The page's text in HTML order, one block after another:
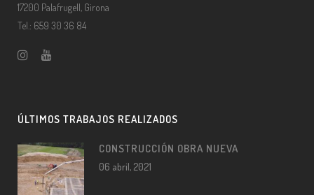
17200 Palafrugell, Girona
Tel.: 659 30 36 84
ÚLTIMOS TRABAJOS REALIZADOS
CONSTRUCCIÓN OBRA NUEVA
06 abril, 2021